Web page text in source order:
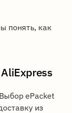
понять, как
ePacket
из